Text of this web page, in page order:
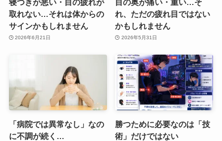
取れない…それは体からの
サインかもしれません
2026年6月21日
れ、ただの疲れ目ではない
かもしれません
2026年5月31日
「病院では異常なし」なの
に不調が続く…
勝つために必要なのは「技
術」だけではない